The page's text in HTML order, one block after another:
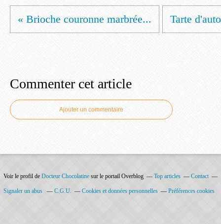
« Brioche couronne marbrée... Tarte
Commenter cet article
Ajouter un commentaire
Voir le profil de Docteur Chocolatine sur le portail Overblog Top articles Contact
Signaler un abus C.G.U. Cookies et données personnelles Préférences cookies